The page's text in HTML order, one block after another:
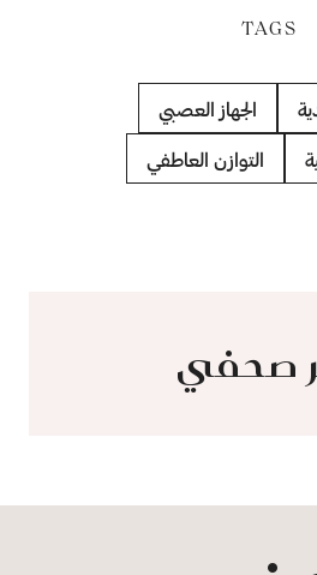
TAGS
الجهاز العصبي
التوازن العاطفي
صحفي